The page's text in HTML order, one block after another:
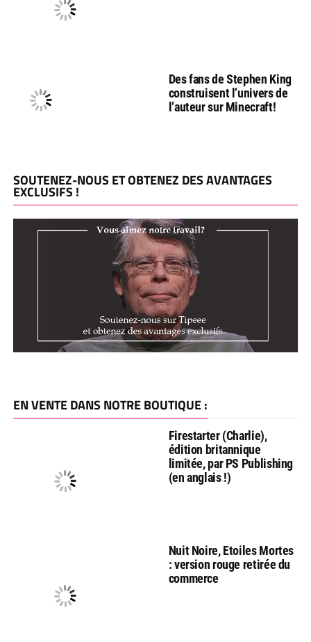
Des fans de Stephen King
construisent l’univers de
l’auteur sur Minecraft!
SOUTENEZ-NOUS ET OBTENEZ DES AVANTAGES
EXCLUSIFS !
EN VENTE DANS NOTRE BOUTIQUE :
Firestarter (Charlie),
édition britannique
limitée, par PS Publishing
(en anglais !)
Nuit Noire, Etoiles Mortes
: version rouge retirée du
commerce